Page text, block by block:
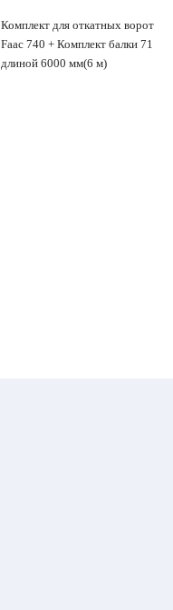
Комплект для откатных ворот
Faac 740 + Комплект балки 71
длиной 6000 мм(6 м)